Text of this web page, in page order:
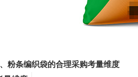
粉条编织袋的合理采购考量维度